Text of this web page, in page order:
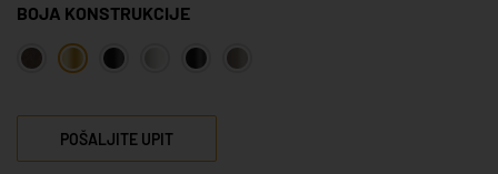
BOJA KONSTRUKCIJE
POŠALJITE UPIT